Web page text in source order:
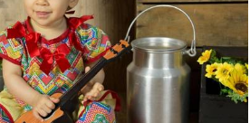
597 1